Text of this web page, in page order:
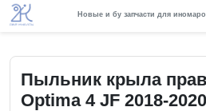
Новые и бу запчасти для
Пыльник крыла
Optima 4 JF 2018-2020